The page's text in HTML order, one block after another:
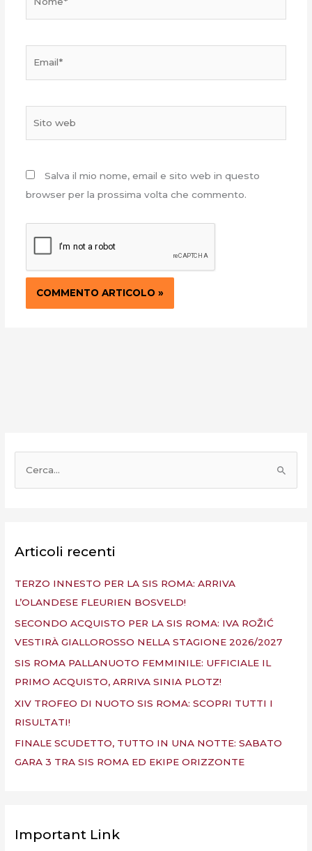
Salva il mio nome, email e sito web in questo
browser per la prossima volta che commento.
e
a
Articoli recenti
TERZO INNESTO PER LA SIS ROMA: ARRIVA
L’OLANDESE FLEURIEN BOSVELD!
SECONDO ACQUISTO PER LA SIS ROMA: IVA ROŽIĆ
VESTIRÀ GIALLOROSSO NELLA STAGIONE 2026/2027
SIS ROMA PALLANUOTO FEMMINILE: UFFICIALE IL
PRIMO ACQUISTO, ARRIVA SINIA PLOTZ!
XIV TROFEO DI NUOTO SIS ROMA: SCOPRI TUTTI I
RISULTATI!
FINALE SCUDETTO, TUTTO IN UNA NOTTE: SABATO
GARA 3 TRA SIS ROMA ED EKIPE ORIZZONTE
Important Link